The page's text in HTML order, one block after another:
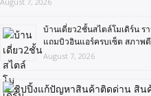
บ้านเดี่ยว2ชั้นสไตล์โมเดิร์น
แถมบิวอินแอร์ครบเซ็ต สภาพ
August 7, 2026